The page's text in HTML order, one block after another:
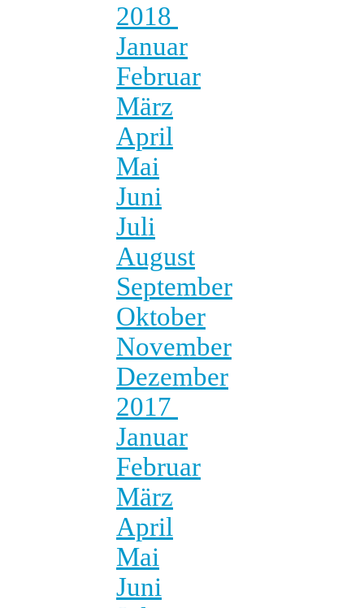
2018
Januar
Februar
März
April
Mai
Juni
Juli
August
September
Oktober
November
Dezember
2017
Januar
Februar
März
April
Mai
Juni